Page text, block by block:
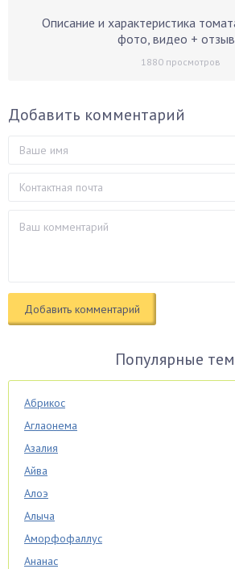
Описание и характеристика
фото, видео +
1880просмотров
Добавить комментарий
Популярные
Абрикос
Аглаонема
Азалия
Айва
Алоэ
Алыча
Аморфофаллус
Ананас